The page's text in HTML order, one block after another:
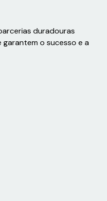
duradouras
o sucesso e a